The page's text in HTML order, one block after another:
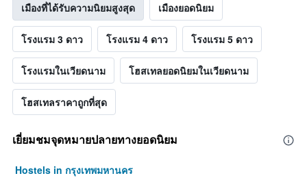
เมืองที่ได้รับความนิยมสูงสุด เมืองยอดนิยม
โรงแรม 3 ดาว โรงแรม 4 ดาว โรงแรม 5 ดาว
โรงแรมในเวียดนาม โฮสเทลยอดนิยมในเวียดนาม
โฮสเทลราคาถูกที่สุด
เยี่ยมชมจุดหมายปลายทางยอดนิยม
Hostels in กรุงเทพมหานคร